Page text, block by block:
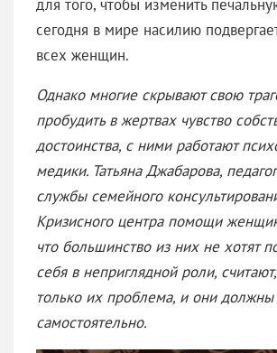
для того, чтобы изменить
сегодня в мире насилию
всех женщин.
Однако многие скрывают свою
пробудить в жертвах чувство
достоинства, с ними работают
медики. Татьяна Джабарова,
службы семейного
Кризисного центра помощи
что большинство из них не хотят
себя в неприглядной роли,
только их проблема, и они должны
самостоятельно.